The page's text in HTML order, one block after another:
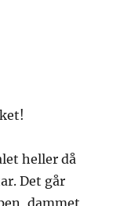
heller då
Det går